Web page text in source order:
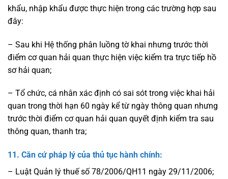
khẩu, nhập khẩu được thực hiện trong các trường hợp sau
đây:
– Sau khi Hệ thống phân luồng tờ khai nhưng trước thời
điểm cơ quan hải quan thực hiện việc kiểm tra trực tiếp hồ
sơ hải quan;
– Tổ chức, cá nhân xác định có sai sót trong việc khai hải
quan trong thời hạn 60 ngày kể từ ngày thông quan nhưng
trước thời điểm cơ quan hải quan quyết định kiểm tra sau
thông quan, thanh tra;
11. Căn cứ pháp lý của thủ tục hành chính:
– Luật Quản lý thuế số 78/2006/QH11 ngày 29/11/2006;